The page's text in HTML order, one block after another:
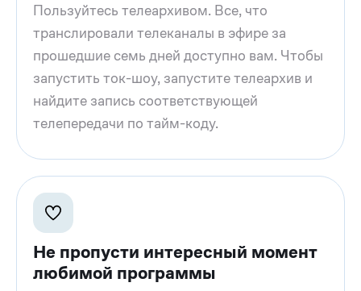
Пользуйтесь телеархивом. Все, что
транслировали телеканалы в эфире за
прошедшие семь дней доступно вам. Чтобы
запустить ток-шоу, запустите телеархив и
найдите запись соответствующей
телепередачи по тайм-коду.
Не пропусти интересный момент
любимой программы